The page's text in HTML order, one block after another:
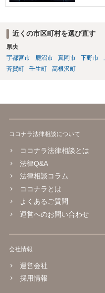
近くの市区町村を選び直す
県央
宇都宮市
鹿沼市 真岡市 下野市
芳賀町
壬生町 高根沢町
ココナラ法律相談について
ココナラ法律相談とは
法律Q&A
法律相談コラム
ココナラとは
よくあるご質問
運営へのお問い合わせ
会社情報
運営会社
採用情報